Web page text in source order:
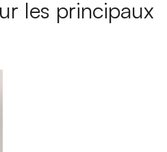
les principaux